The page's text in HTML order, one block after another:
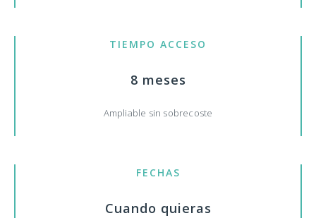
TIEMPO ACCESO
8 meses
Ampliable sin sobrecoste
FECHAS
Cuando quieras